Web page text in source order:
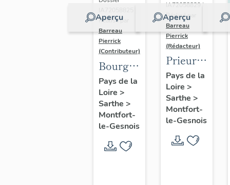
Aperçu
Réalisé par
Barreau
Pierrick
(Contributeur)
Bourg
de
Montfort-
le-
Gesnois
: ancien
bourg
Pays de la
Loire >
Sarthe >
Montfort-
le-Gesnois
Aperçu
IA72058829 |
Réalisé par
Barreau
Pierrick
(Rédacteur)
Prieuré
Saint-
Gilles,
actuellement
maison,
2 rue
des
Pays de la
Loire >
Sarthe >
Montfort-
le-Gesnois